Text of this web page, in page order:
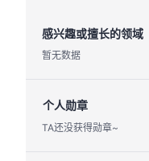
感兴趣或擅长的领域
暂无数据
个人勋章
TA还没获得勋章~